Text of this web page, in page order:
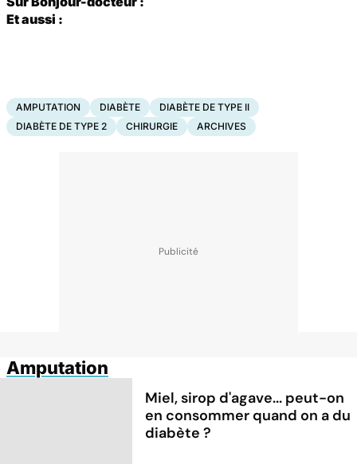
Et aussi :
AMPUTATION DIABÈTE
DIABÈTE DE TYPE II
DIABÈTE DE TYPE 2
CHIRURGIE ARCHIVES
Amputation
Miel, sirop d'agave... peut-on
en consommer quand on a du
diabète ?